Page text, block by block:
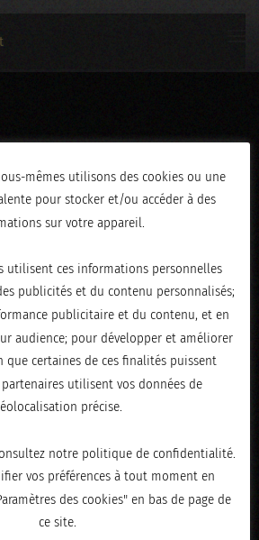
2026 .
mêmes utilisons des cookies ou une
pour stocker et/ou accéder à des
sur votre appareil.
utilisent ces informations personnelles
publicités et du contenu personnalisés;
publicitaire et du contenu, et en
audience; pour développer et améliorer
que certaines de ces finalités puissent
utilisent vos données de
précise.
notre politique de confidentialité.
vos préférences à tout moment en
des cookies" en bas de page de
ce site.